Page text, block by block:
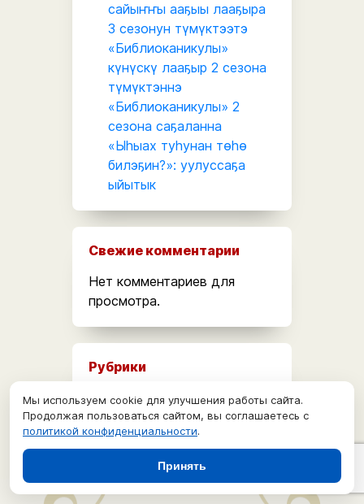
сайыҥҥы ааҕыы лааҕыра
3 сезонун түмүктээтэ
«Библиоканикулы»
күнүскү лааҕыр 2 сезона
түмүктэннэ
«Библиоканикулы» 2
сезона саҕаланна
«Ыһыах туһунан төһө
билэҕин?»: уулуссаҕа
ыйытык
Свежие комментарии
Нет комментариев для
просмотра.
Рубрики
Без рубрики
Конкурсы, олимпиады
новости
Мы используем cookie для улучшения работы сайта.
Продолжая пользоваться сайтом, вы соглашаетесь с
политикой конфиденциальности.
Принять